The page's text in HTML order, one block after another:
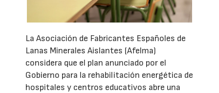
La Asociación de Fabricantes Españoles de
Lanas Minerales Aislantes (Afelma)
considera que el plan anunciado por el
Gobierno para la rehabilitación energética de
hospitales y centros educativos abre una